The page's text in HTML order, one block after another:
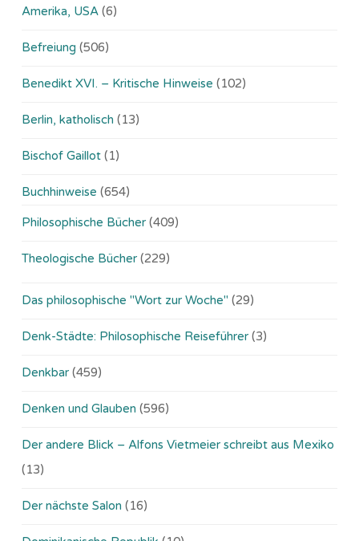
Amerika, USA (6)
Befreiung (506)
Benedikt XVI. – Kritische Hinweise (102)
Berlin, katholisch (13)
Bischof Gaillot (1)
Buchhinweise (654)
Philosophische Bücher (409)
Theologische Bücher (229)
Das philosophische "Wort zur Woche" (29)
Denk-Städte: Philosophische Reiseführer (3)
Denkbar (459)
Denken und Glauben (596)
Der andere Blick – Alfons Vietmeier schreibt aus Mexiko
(13)
Der nächste Salon (16)